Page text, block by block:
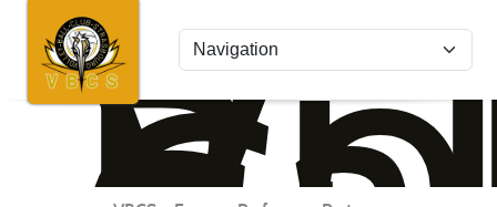
Panneau de gestion des cookies